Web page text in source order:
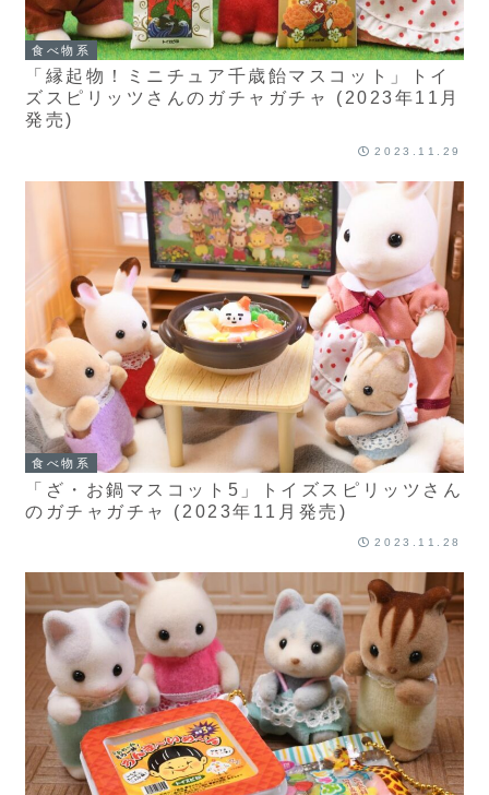
食べ物系
「縁起物！ミニチュア千歳飴マスコット」トイ
ズスピリッツさんのガチャガチャ (2023年11月
発売)
2023.11.29
食べ物系
「ざ・お鍋マスコット5」トイズスピリッツさん
のガチャガチャ (2023年11月発売)
2023.11.28